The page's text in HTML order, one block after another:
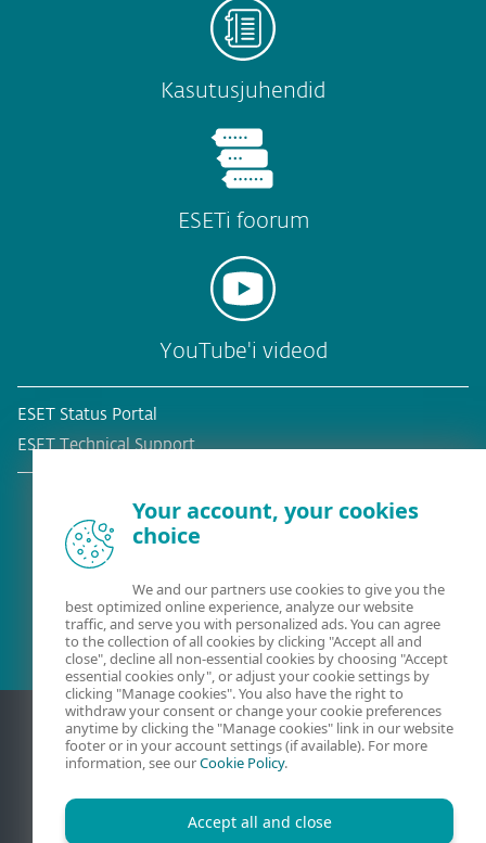
Kasutusjuhendid
ESETi foorum
YouTube'i videod
ESET Status Portal
ESET Technical Support
Olemasolev klient?
Your account, your cookies
choice
We and our partners use cookies to give you the
best optimized online experience, analyze our website
traffic, and serve you with personalized ads. You can agree
to the collection of all cookies by clicking "Accept all and
close", decline all non-essential cookies by choosing "Accept
essential cookies only", or adjust your cookie settings by
clicking "Manage cookies". You also have the right to
withdraw your consent or change your cookie preferences
anytime by clicking the "Manage cookies" link in our website
footer or in your account settings (if available). For more
information, see ourCookie Policy.
Accept all and close